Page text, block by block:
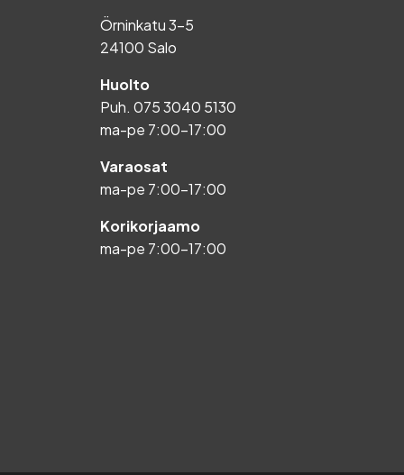
Örninkatu 3-5
24100 Salo
Huolto
Puh. 075 3040 5130
ma-pe 7:00-17:00
Varaosat
ma-pe 7:00-17:00
Korikorjaamo
ma-pe 7:00-17:00